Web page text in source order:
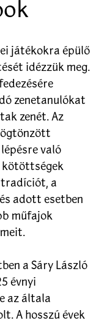
játékokra épülő
idézzük meg.
zenetanulókat
zenét. Az
való
kötöttségek
tradíciót, a
adott esetben
műfajok
a Sáry László
évnyi
az általa
A hosszú évek